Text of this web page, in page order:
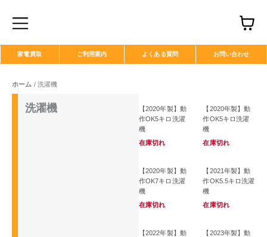
ス
C
r
家電買取 ご利用案内 よくある質問 お問い合わせ
ホーム / 洗濯機
洗濯機
【2020年製】動
作OK5キロ洗濯
機
在庫切れ
【2020年製】動
作OK5キロ洗濯
機
在庫切れ
【2020年製】動
作OK7キロ洗濯
機
在庫切れ
【2021年製】動
作OK5.5キロ洗濯
機
在庫切れ
【2022年製】動
【2023年製】動